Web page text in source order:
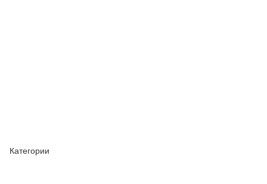
Категории